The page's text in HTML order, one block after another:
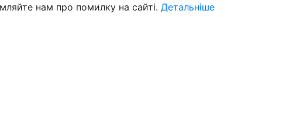
нам про помилку на сайті. Детальніше